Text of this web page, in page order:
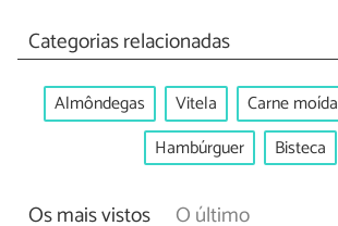
Categorias relacionadas
Almôndegas Vitela Carne moída
Hambúrguer
Bisteca
Os mais vistos O último